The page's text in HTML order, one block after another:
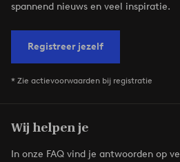
spannend nieuws en veel inspiratie.
Registreer jezelf
* Zie actievoorwaarden bij registratie
Wij helpen je
In onze FAQ vind je antwoorden op